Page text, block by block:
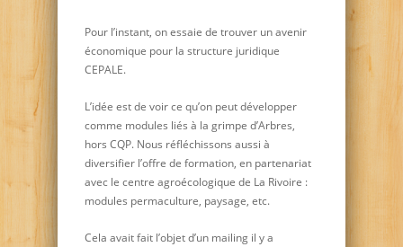
Pour l’instant, on essaie de trouver un avenir
économique pour la structure juridique
CEPALE.
L’idée est de voir ce qu’on peut développer
comme modules liés à la grimpe d’Arbres,
hors CQP. Nous réfléchissons aussi à
diversifier l’offre de formation, en partenariat
avec le centre agroécologique de La Rivoire :
modules permaculture, paysage, etc.
Cela avait fait l’objet d’un mailing il y a